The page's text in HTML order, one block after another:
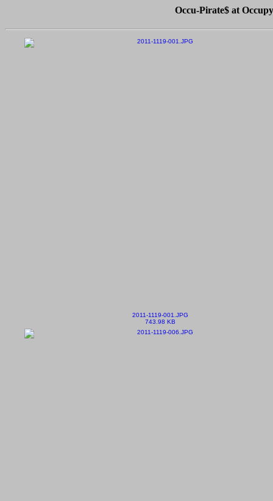
Occu-Pirate$ at
2011-1119-001.JPG
743.98 KB